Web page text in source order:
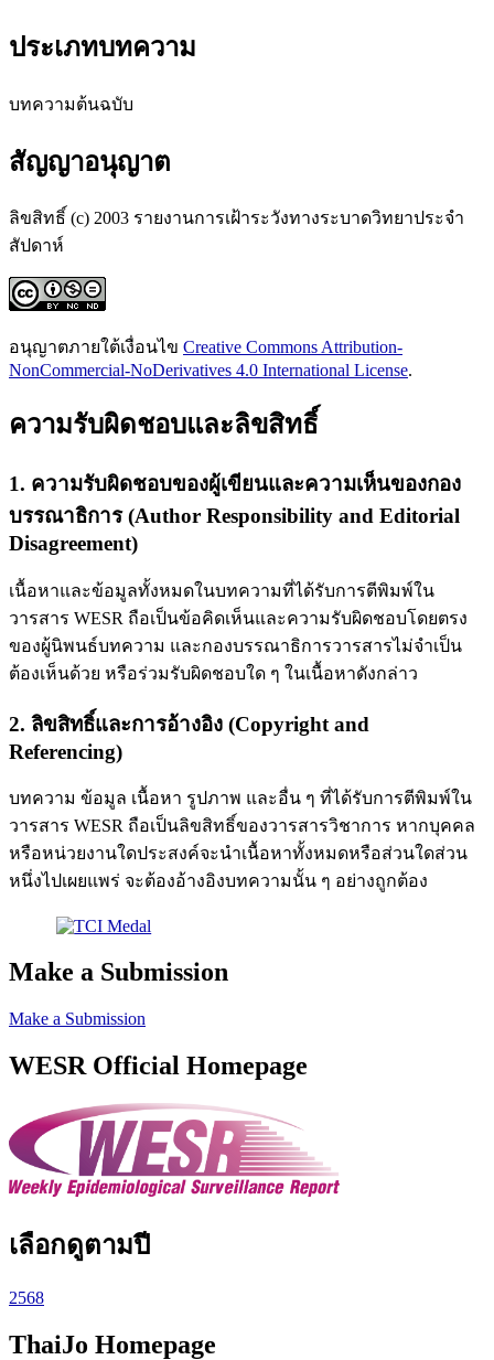
ประเภทบทความ
บทความต้นฉบับ
สัญญาอนุญาต
ลิขสิทธิ์ (c) 2003 รายงานการเฝ้าระวังทางระบาดวิทยาประจำ
สัปดาห์
อนุญาตภายใต้เงื่อนไข Creative Commons Attribution-
NonCommercial-NoDerivatives 4.0 International License.
ความรับผิดชอบและลิขสิทธิ์
1. ความรับผิดชอบของผู้เขียนและความเห็นของกอง
บรรณาธิการ (Author Responsibility and Editorial
Disagreement)
เนื้อหาและข้อมูลทั้งหมดในบทความที่ได้รับการตีพิมพ์ใน
วารสาร WESR ถือเป็นข้อคิดเห็นและความรับผิดชอบโดยตรง
ของผู้นิพนธ์บทความ และกองบรรณาธิการวารสารไม่จำเป็น
ต้องเห็นด้วย หรือร่วมรับผิดชอบใด ๆ ในเนื้อหาดังกล่าว
2. ลิขสิทธิ์และการอ้างอิง (Copyright and
Referencing)
บทความ ข้อมูล เนื้อหา รูปภาพ และอื่น ๆ ที่ได้รับการตีพิมพ์ใน
วารสาร WESR ถือเป็นลิขสิทธิ์ของวารสารวิชาการ หากบุคคล
หรือหน่วยงานใดประสงค์จะนำเนื้อหาทั้งหมดหรือส่วนใดส่วน
หนึ่งไปเผยแพร่ จะต้องอ้างอิงบทความนั้น ๆ อย่างถูกต้อง
Make a Submission
Make a Submission
WESR Official Homepage
เลือกดูตามปี
2568
ThaiJo Homepage